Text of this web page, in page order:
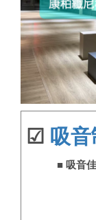
☑ 吸
■ 吸音